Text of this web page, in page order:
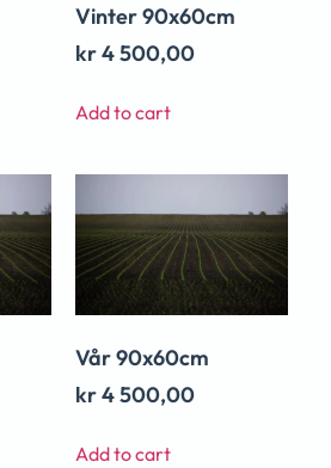
Vinter 90x60cm
kr4 500,00
Add to cart
Vår 90x60cm
kr4 500,00
Add to cart